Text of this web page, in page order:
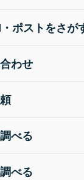
ポストをさが
わせ
べる
べる